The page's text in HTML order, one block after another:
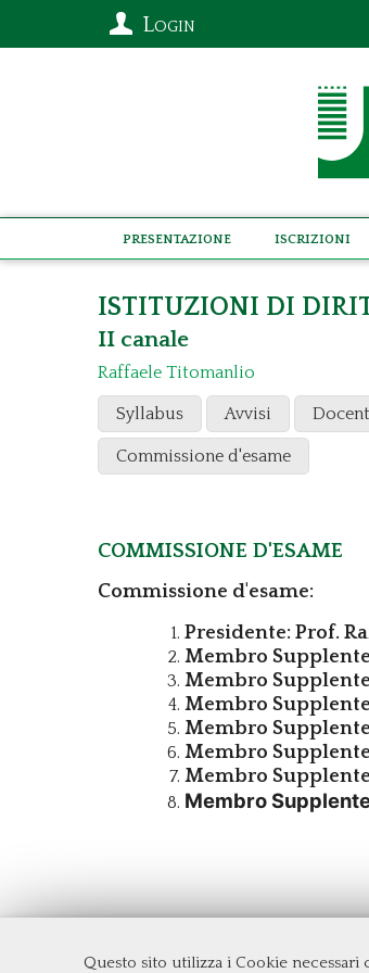
Questo sito utilizza i Cookie
Login
Presentazione Iscrizioni
ISTITUZIONI DI
II canale
Raffaele Titomanlio
Syllabus Avvisi
Commissione d'esame
Commissione d'esame
Commissione d'esame:
Presidente: Prof.
Membro
Membro
Membro
Membro
Membro
Membro
Membro
Dipartimento di Management